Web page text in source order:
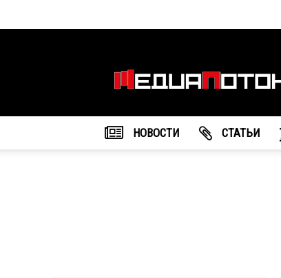
агентство
"МедиаПоток"
НОВОСТИ CТАТЬИ